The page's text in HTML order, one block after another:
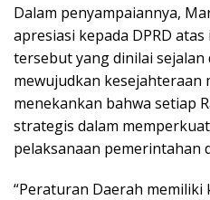
Dalam penyampaiannya,
apresiasi kepada DPRD
tersebut yang dinilai sejalan
mewujudkan kesejahteraan
menekankan bahwa setiap
strategis dalam
pelaksanaan pemerintahan
“Peraturan Daerah